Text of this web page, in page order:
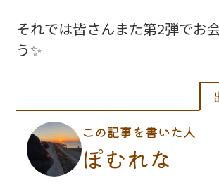
それでは皆さんまた第2弾でお
う✨
この記事を書いた人
ぽむれな